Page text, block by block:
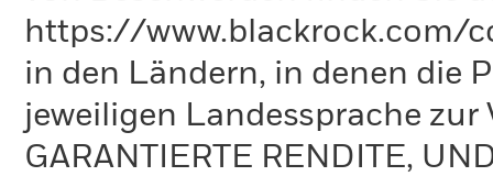
https://www.blackrock.com/
in den Ländern, in denen die
jeweiligen Landessprache zur
GARANTIERTE RENDITE,